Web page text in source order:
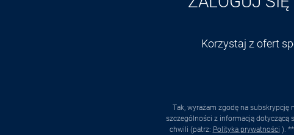
Korzystaj z ofert
Tak, wyrażam zgodę na subskrypcję
szczególności z informacją dotyczącą
chwili (patrz: Polityka prywatności ).